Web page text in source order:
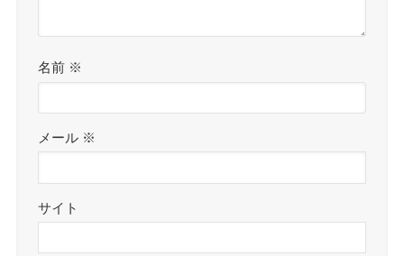
名前 ※
メール ※
サイト